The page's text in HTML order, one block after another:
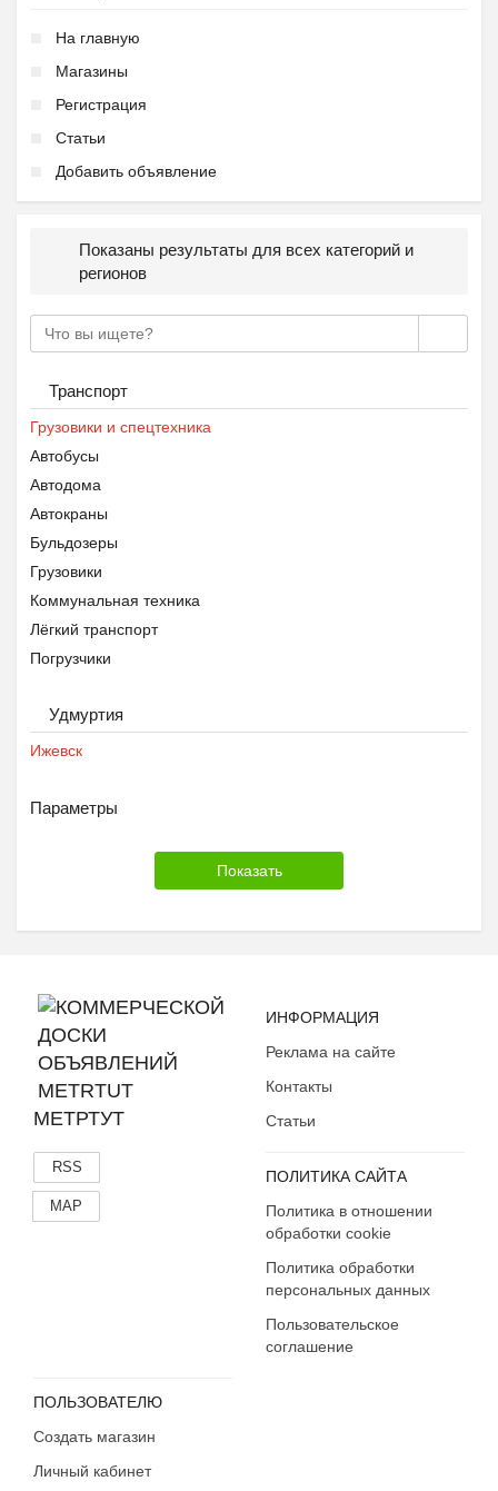
На главную
Магазины
Регистрация
Статьи
Добавить объявление
Показаны результаты для всех категорий и
регионов
Транспорт
Грузовики и спецтехника
Автобусы
Автодома
Автокраны
Бульдозеры
Грузовики
Коммунальная техника
Лёгкий транспорт
Погрузчики
Сельхозтехника
Строительная техника
Тягачи
Удмуртия
Ижевск
Параметры
МЕТРТУТ
RSS
MAP
ИНФОРМАЦИЯ
Реклама на сайте
Контакты
Статьи
ПОЛИТИКА САЙТА
Политика в отношении
обработки cookie
Политика обработки
персональных данных
Пользовательское
соглашение
ПОЛЬЗОВАТЕЛЮ
Создать магазин
Личный кабинет